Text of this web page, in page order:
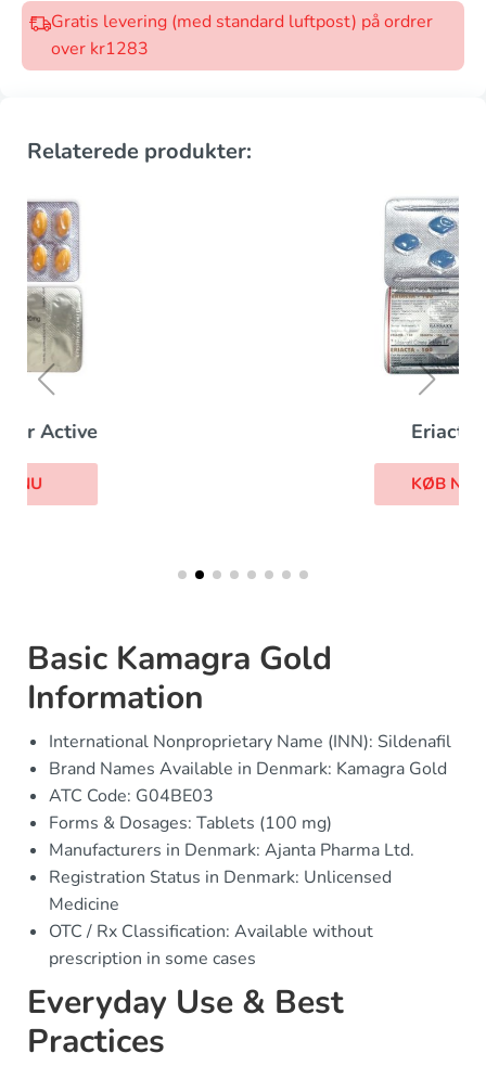
Gratis levering (med standard luftpost) på ordrer
over kr1283
Relaterede produkter:
Basic Kamagra Gold
Information
International Nonproprietary Name (INN): Sildenafil
Brand Names Available in Denmark: Kamagra Gold
ATC Code: G04BE03
Forms & Dosages: Tablets (100 mg)
Manufacturers in Denmark: Ajanta Pharma Ltd.
Registration Status in Denmark: Unlicensed
Medicine
OTC / Rx Classification: Available without
prescription in some cases
Everyday Use & Best
Practices